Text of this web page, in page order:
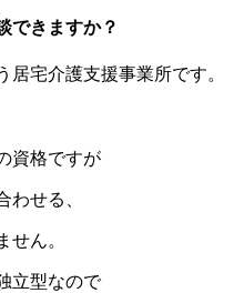
できますか？
宅介護支援事業所です。
資格ですが
わせる、
せん。
立型なので